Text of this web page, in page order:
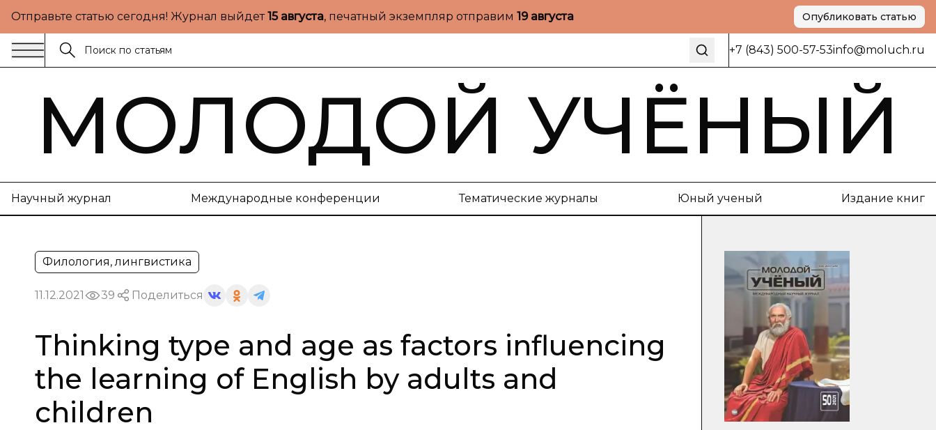
Отправьте статью сегодня! Журнал выйдет15 августа, печатный экземпляр отправим 19 августа Опубликовать статью
+7 (843) 500-57-53info@moluch.ru
МОЛОДОЙ УЧЁНЫЙ
Научный журнал Международные конференции Тематические журналы Юный ученый Издание книг
Филология, лингвистика
11.12.2021 39 Поделиться
Thinking type and age as factors influencing
the learning of English by adults and
children